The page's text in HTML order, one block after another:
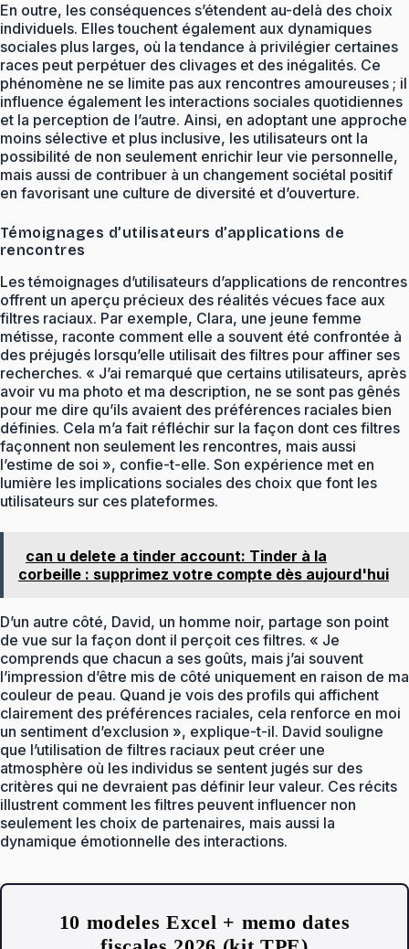
En outre, les conséquences s’étendent au-delà des choix
individuels. Elles touchent également aux dynamiques
sociales plus larges, où la tendance à privilégier certaines
races peut perpétuer des clivages et des inégalités. Ce
phénomène ne se limite pas aux rencontres amoureuses ; il
influence également les interactions sociales quotidiennes
et la perception de l’autre. Ainsi, en adoptant une approche
moins sélective et plus inclusive, les utilisateurs ont la
possibilité de non seulement enrichir leur vie personnelle,
mais aussi de contribuer à un changement sociétal positif
en favorisant une culture de diversité et d’ouverture.
Témoignages d’utilisateurs d’applications de
rencontres
Les témoignages d’utilisateurs d’applications de rencontres
offrent un aperçu précieux des réalités vécues face aux
filtres raciaux. Par exemple, Clara, une jeune femme
métisse, raconte comment elle a souvent été confrontée à
des préjugés lorsqu’elle utilisait des filtres pour affiner ses
recherches. « J’ai remarqué que certains utilisateurs, après
avoir vu ma photo et ma description, ne se sont pas gênés
pour me dire qu’ils avaient des préférences raciales bien
définies. Cela m’a fait réfléchir sur la façon dont ces filtres
façonnent non seulement les rencontres, mais aussi
l’estime de soi », confie-t-elle. Son expérience met en
lumière les implications sociales des choix que font les
utilisateurs sur ces plateformes.
can u delete a tinder account: Tinder à la
corbeille : supprimez votre compte dès aujourd'hui
D’un autre côté, David, un homme noir, partage son point
de vue sur la façon dont il perçoit ces filtres. « Je
comprends que chacun a ses goûts, mais j’ai souvent
l’impression d’être mis de côté uniquement en raison de ma
couleur de peau. Quand je vois des profils qui affichent
clairement des préférences raciales, cela renforce en moi
un sentiment d’exclusion », explique-t-il. David souligne
que l’utilisation de filtres raciaux peut créer une
atmosphère où les individus se sentent jugés sur des
critères qui ne devraient pas définir leur valeur. Ces récits
illustrent comment les filtres peuvent influencer non
seulement les choix de partenaires, mais aussi la
dynamique émotionnelle des interactions.
10 modeles Excel + memo dates